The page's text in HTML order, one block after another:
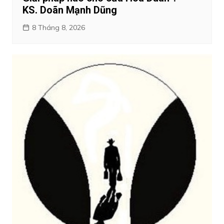
KS. Doãn Mạnh Dũng
8 Tháng 8, 2026